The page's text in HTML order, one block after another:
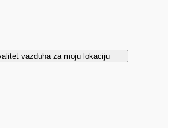
vazduha za moju lokaciju